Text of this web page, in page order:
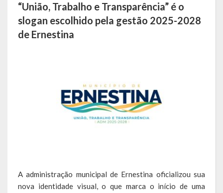
Telefones Úteis
Secretarias
Assistência Social
Educação, Cultura, Desporto e Turismo
Escola Municipal De Ensino Fundamental Educarte
“União, Trabalho e Transparência” é o
slogan escolhido pela gestão 2025-2028
de Ernestina
A administração municipal de Ernestina oficializou sua
nova identidade visual, o que marca o início de uma